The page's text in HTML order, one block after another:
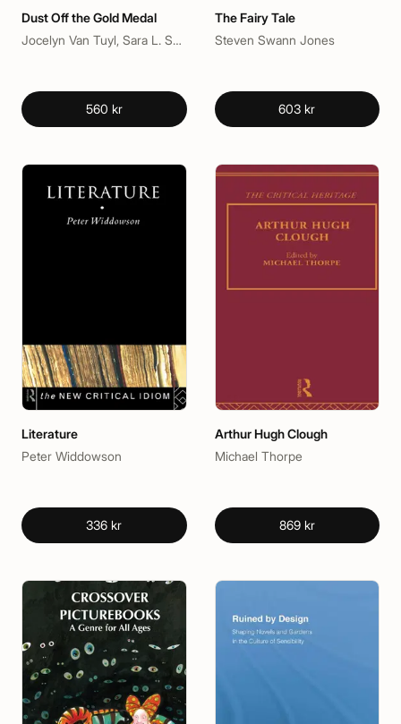
Dust Off the Gold Medal
Jocelyn Van Tuyl, Sara L. Schwebel
560 kr
The Fairy Tale
Steven Swann Jones
603 kr
Literature
Peter Widdowson
336 kr
Arthur Hugh Clough
Michael Thorpe
869 kr